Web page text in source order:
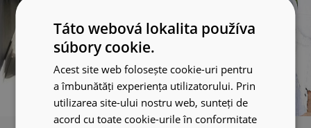
Táto webová lokalita používa
súbory cookie.
Acest site web folosește cookie-uri pentru
a îmbunătăți experiența utilizatorului. Prin
utilizarea site-ului nostru web, sunteți de
acord cu toate cookie-urile în conformitate